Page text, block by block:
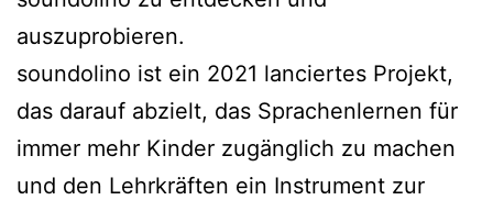
auszuprobieren.
soundolino ist ein 2021 lanciertes Projekt,
das darauf abzielt, das Sprachenlernen für
immer mehr Kinder zugänglich zu machen
und den Lehrkräften ein Instrument zur